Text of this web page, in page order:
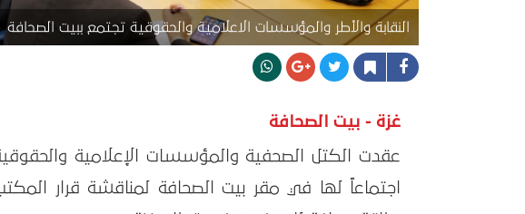
النقابة والأطر والمؤسسات الاعلامية والحقوقية تجتمع ببيت الصحافة
غزة - بيت الصحافة
اجتماعاً لها في مقر بيت الصحافة لمناقشة قرار